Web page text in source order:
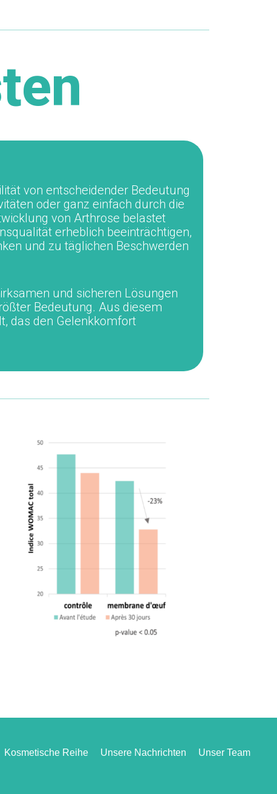
von entscheidender Bedeutung
oder ganz einfach durch die
von Arthrose belastet
erheblich beeinträchtigen,
und zu täglichen Beschwerden
und sicheren Lösungen
Bedeutung. Aus diesem
das den Gelenkkomfort
Kosmetische Reihe Unsere Nachrichten
Unser Team